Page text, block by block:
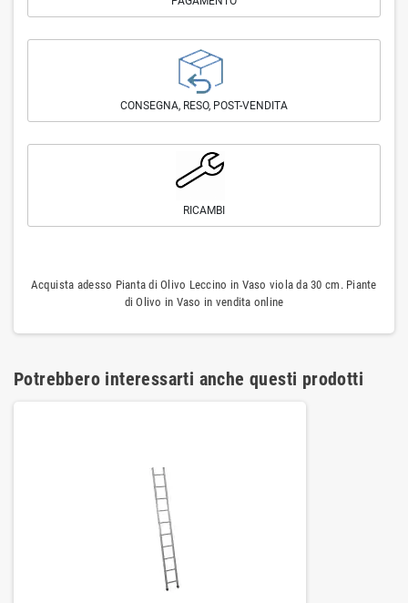
CONSEGNA, RESO, POST-VENDITA
RICAMBI
Acquista adesso Pianta di Olivo Leccino in Vaso viola da 30 cm. Piante
di Olivo in Vaso in vendita online
Potrebbero interessarti anche questi prodotti